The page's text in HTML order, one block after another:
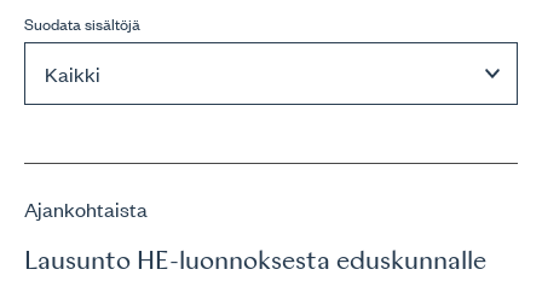
Ajankohtaista
Lausunto HE-luonnoksesta eduskunnalle
Suodata sisältöjä